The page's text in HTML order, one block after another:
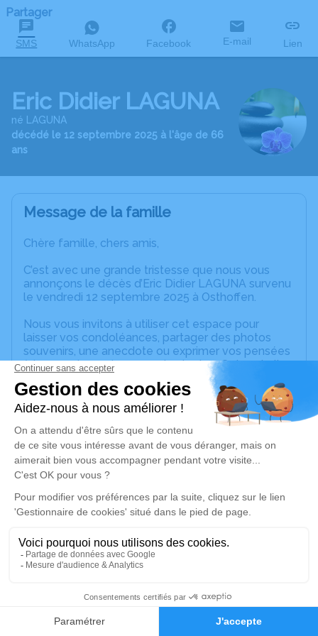
Faire-part Hommages
Partager
SMS WhatsApp Facebook E-mail Lien
Eric Didier LAGUNA
né LAGUNA
décédé le 12 septembre 2025 à l'âge de 66
ans
Message de la famille
Chère famille, chers amis,
C’est avec une grande tristesse que nous vous
annonçons le décès d’Eric Didier LAGUNA survenu
le vendredi 12 septembre 2025 à Osthoffen.
Nous vous invitons à utiliser cet espace pour
laisser vos condoléances, partager des photos
souvenirs, une anecdote ou exprimer vos pensées
à travers des poèmes ou des textes. Cet endroit
est un lieu d'expression dédié à honorer la
mémoire d’Eric Didier LAGUNA.
Un service de plantation d’arbre hommage est
disponible ici.
Cérémonie religieuse
Église Saint-Antoine de Strasbourg
15 Place Saint-Antoine
Je rends hommage